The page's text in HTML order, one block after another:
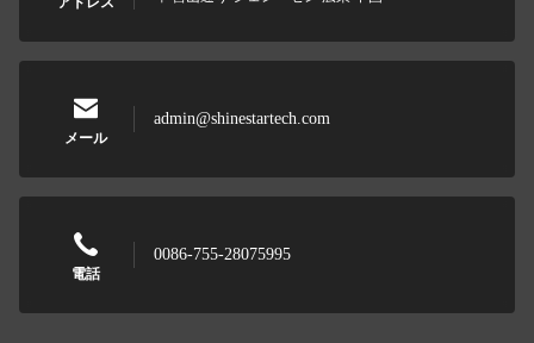
メール
admin@shinestartech.com
電話
0086-755-28075995